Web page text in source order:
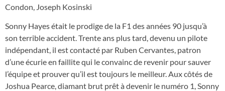
Condon, Joseph Kosinski
Sonny Hayes était le prodige de la F1 des années 90 jusqu’à
son terrible accident. Trente ans plus tard, devenu un pilote
indépendant, il est contacté par Ruben Cervantes, patron
d’une écurie en faillite qui le convainc de revenir pour sauver
l’équipe et prouver qu’il est toujours le meilleur. Aux côtés de
Joshua Pearce, diamant brut prêt à devenir le numéro 1, Sonny